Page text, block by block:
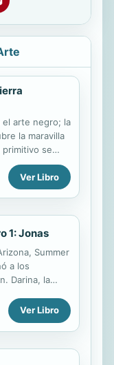
el arte negro; la
la maravilla
se
venden
los países
nos aburre;
entre divertida
y por
Ver Libro
1: Jonas
Summer
a los
Darina, la
- imágenes y
perseguir.
que la
algunos, el
Ver Libro